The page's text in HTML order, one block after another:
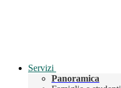
Servizi
Panoramica